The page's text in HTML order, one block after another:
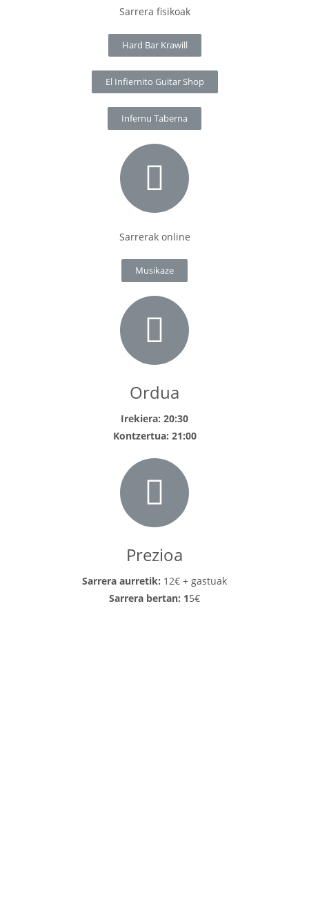
Sarrera fisikoak
Hard Bar Krawill
El Infiernito Guitar Shop
Infernu Taberna
Sarrerak online
Musikaze
Ordua
Irekiera: 20:30
Kontzertua: 21:00
Prezioa
Sarrera aurretik: 12€ + gastuak
Sarrera bertan: 15€